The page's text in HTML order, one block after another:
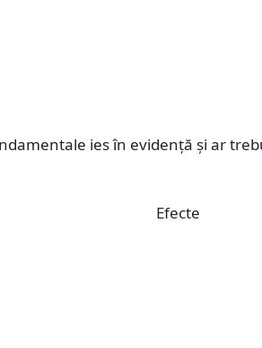
ies în evidență și ar
Efecte